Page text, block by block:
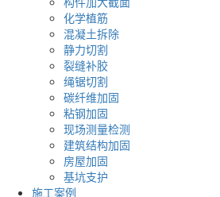
化学植筋
混凝土拆除
静力切割
裂缝补胶
绳锯切割
碳纤维加固
粘钢加固
现场测量检测
建筑结构加固
房屋加固
基坑支护
施工案例